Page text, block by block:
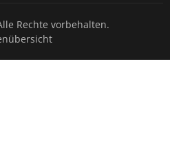
Rechte vorbehalten.